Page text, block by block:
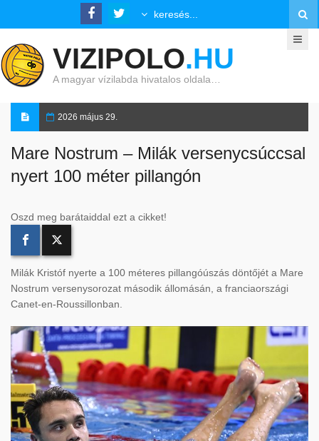
VIZIPOLO.HU
A magyar vízilabda hivatalos oldala…
2026 május 29.
Mare Nostrum – Milák versenycsúccsal
nyert 100 méter pillangón
Oszd meg barátaiddal ezt a cikket!
Milák Kristóf nyerte a 100 méteres pillangóúszás döntőjét a Mare
Nostrum versenysorozat második állomásán, a franciaországi
Canet-en-Roussillonban.